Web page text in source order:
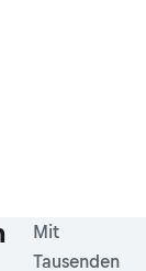
Mit
Tausenden